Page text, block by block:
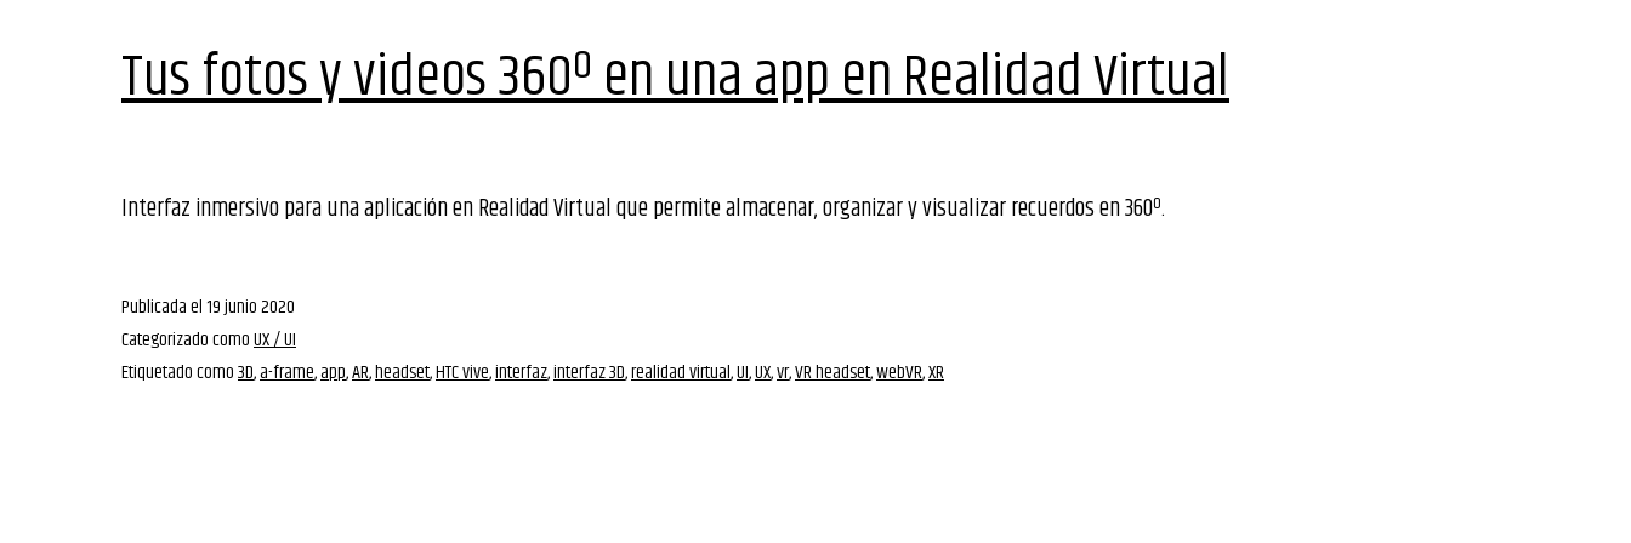
Tus fotos y videos 360º en una app en Realidad Virtual
Interfaz inmersivo para una aplicación en Realidad Virtual que permite almacenar, organizar y visualizar recuerdos en 360º.
Publicada el19 junio 2020
Categorizado comoUX / UI
Etiquetado como3D,a-frame,app,AR,headset,HTC vive,interfaz,interfaz 3D,realidad virtual,UI,UX,vr,VR headset,webVR,XR